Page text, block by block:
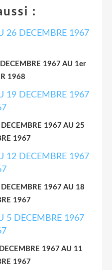
:
1967 AU 1er
1968
1967 AU 25
1967
1967 AU 18
1967
1967 AU 11
1967